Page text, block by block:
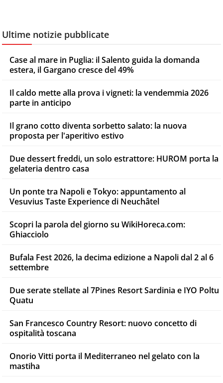
Ultime notizie pubblicate
Case al mare in Puglia: il Salento guida la domanda
estera, il Gargano cresce del 49%
Il caldo mette alla prova i vigneti: la vendemmia 2026
parte in anticipo
Il grano cotto diventa sorbetto salato: la nuova
proposta per l'aperitivo estivo
Due dessert freddi, un solo estrattore: HUROM porta la
gelateria dentro casa
Un ponte tra Napoli e Tokyo: appuntamento al
Vesuvius Taste Experience di Neuchâtel
Scopri la parola del giorno su WikiHoreca.com:
Ghiacciolo
Bufala Fest 2026, la decima edizione a Napoli dal 2 al 6
settembre
Due serate stellate al 7Pines Resort Sardinia e IYO Poltu
Quatu
San Francesco Country Resort: nuovo concetto di
ospitalità toscana
Onorio Vitti porta il Mediterraneo nel gelato con la
mastiha